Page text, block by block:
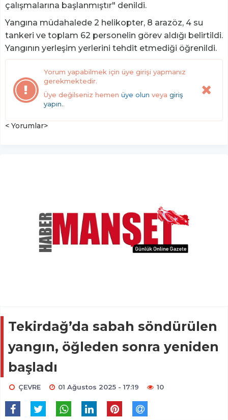
çalışmalarına başlanmıştır" denildi.
Yangına müdahalede 2 helikopter, 8 arazöz, 4 su
tankeri ve toplam 62 personelin görev aldığı belirtildi.
Yangının yerleşim yerlerini tehdit etmediği öğrenildi.
Yorum yapabilmek için üye girişi yapmanız
gerekmektedir.
Üye değilseniz hemen üye olun veya giriş
yapın..
< Yorumlar>
Tekirdağ’da sabah söndürülen
yangın, öğleden sonra yeniden
başladı
ÇEVRE 01 Ağustos 2025 - 17:19 10